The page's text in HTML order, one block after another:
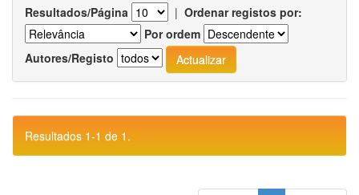
Resultados/Página | Ordenar registos por:
Por ordem
Autores/Registo
Resultados 1-1 de 1.